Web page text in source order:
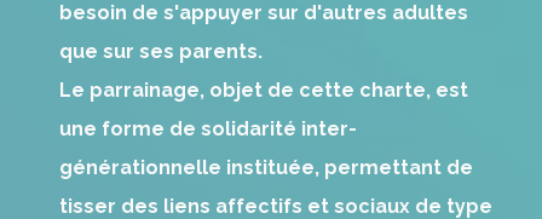
besoin de s'appuyer sur d'autres adultes
que sur ses parents.
Le parrainage, objet de cette charte, est
une forme de solidarité inter-
générationnelle instituée, permettant de
tisser des liens affectifs et sociaux de type